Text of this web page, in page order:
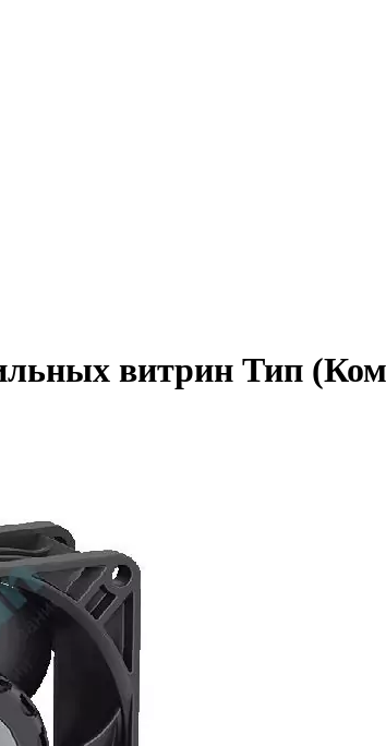
витрин Тип